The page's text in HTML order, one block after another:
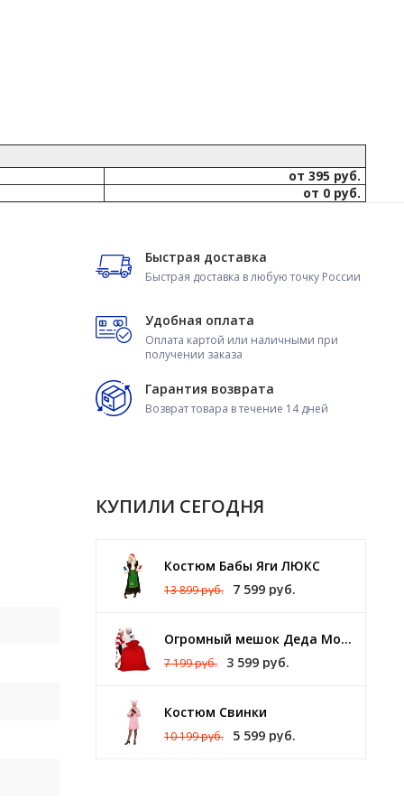
от 395 руб.
от 0 руб.
Быстрая доставка
Быстрая доставка в любую точку России
Удобная оплата
Оплата картой или наличными при
получении заказа
Гарантия возврата
Возврат товара в течение 14 дней
КУПИЛИ СЕГОДНЯ
Костюм Бабы Яги ЛЮКС
13 899 руб. 7 599 руб.
Огромный мешок Деда Мороза 140 х 150 см
7 199 руб. 3 599 руб.
Костюм Свинки
10 199 руб. 5 599 руб.